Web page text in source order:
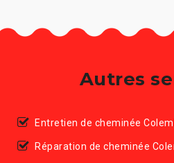
Autres
Entretien de cheminée
Réparation de cheminée